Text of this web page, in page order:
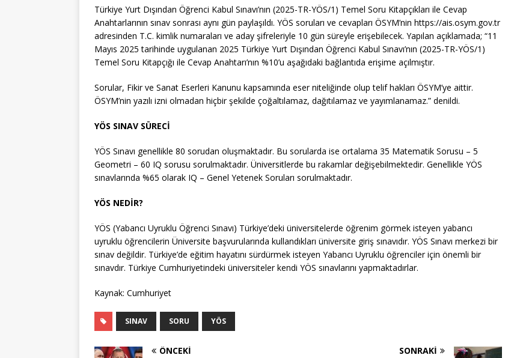
Türkiye Yurt Dışından Öğrenci Kabul Sınavı’nın (2025-TR-YÖS/1) Temel Soru Kitapçıkları ile Cevap
Anahtarlarının sınav sonrası aynı gün paylaşıldı. YÖS soruları ve cevapları ÖSYM’nin https://ais.osym.gov.tr
adresinden T.C. kimlik numaraları ve aday şifreleriyle 10 gün süreyle erişebilecek. Yapılan açıklamada; “11
Mayıs 2025 tarihinde uygulanan 2025 Türkiye Yurt Dışından Öğrenci Kabul Sınavı’nın (2025-TR-YÖS/1)
Temel Soru Kitapçığı ile Cevap Anahtarı’nın %10’u aşağıdaki bağlantıda erişime açılmıştır.
Sorular, Fikir ve Sanat Eserleri Kanunu kapsamında eser niteliğinde olup telif hakları ÖSYM’ye aittir.
ÖSYM’nin yazılı izni olmadan hiçbir şekilde çoğaltılamaz, dağıtılamaz ve yayımlanamaz.” denildi.
YÖS SINAV SÜRECİ
YÖS Sınavı genellikle 80 sorudan oluşmaktadır. Bu sorularda ise ortalama 35 Matematik Sorusu – 5
Geometri – 60 IQ sorusu sorulmaktadır. Üniversitlerde bu rakamlar değişebilmektedir. Genellikle YÖS
sınavlarında %65 olarak IQ – Genel Yetenek Soruları sorulmaktadır.
YÖS NEDİR?
YÖS (Yabancı Uyruklu Öğrenci Sınavı) Türkiye’deki üniversitelerde öğrenim görmek isteyen yabancı
uyruklu öğrencilerin Üniversite başvurularında kullandıkları üniversite giriş sınavıdır. YÖS Sınavı merkezi bir
sınav değildir. Türkiye’de eğitim hayatını sürdürmek isteyen Yabancı Uyruklu öğrenciler için önemli bir
sınavdır. Türkiye Cumhuriyetindeki üniversiteler kendi YÖS sınavlarını yapmaktadırlar.
Kaynak: Cumhuriyet
SINAV SORU YÖS
ÖNCEKI SONRAKI